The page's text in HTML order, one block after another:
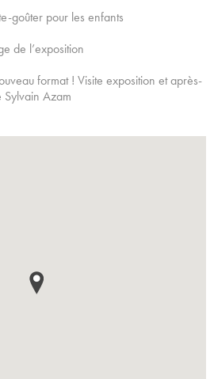
goûter pour les enfants
de l’exposition
format ! Visite exposition et après-
Sylvain Azam